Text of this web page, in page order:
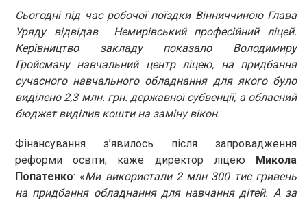
Сьогодні під час робочої поїздки Вінниччиною Глава
Уряду відвідав Немирівський професійний ліцей.
Керівництво закладу показало Володимиру
Гройсману навчальний центр ліцею, на придбання
сучасного навчального обладнання для якого було
виділено 2,3 млн. грн. державної субвенції, а обласний
бюджет виділив кошти на заміну вікон.
Фінансування з’явилось після запровадження
реформи освіти, каже директор ліцею Микола
Попатенко: «Ми використали 2 млн 300 тис гривень
на придбання обладнання для навчання дітей. А за